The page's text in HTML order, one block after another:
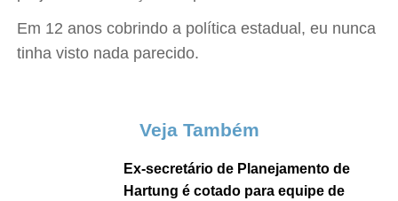
Em 12 anos cobrindo a política estadual, eu nunca
tinha visto nada parecido.
Veja Também
Ex-secretário de Planejamento de
Hartung é cotado para equipe de